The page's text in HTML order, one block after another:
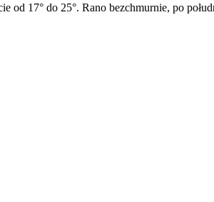
od 17° do 25°. Rano bezchmurnie, po